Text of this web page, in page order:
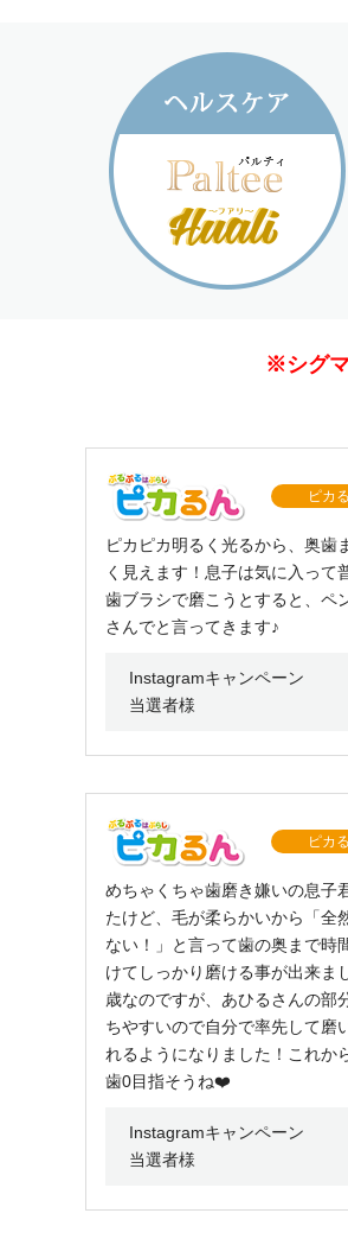
※シグ
ピカ
ピカピカ明るく光るから、奥歯
く見えます！息子は気に入って
歯ブラシで磨こうとすると、ペ
さんでと言ってきます♪
Instagramキャンペーン
当選者様
ピカ
めちゃくちゃ歯磨き嫌いの息子
たけど、毛が柔らかいから「全
ない！」と言って歯の奥まで時
けてしっかり磨ける事が出来ま
歳なのですが、あひるさんの部
ちやすいので自分で率先して磨
れるようになりました！これか
歯0目指そうね❤️
Instagramキャンペーン
当選者様